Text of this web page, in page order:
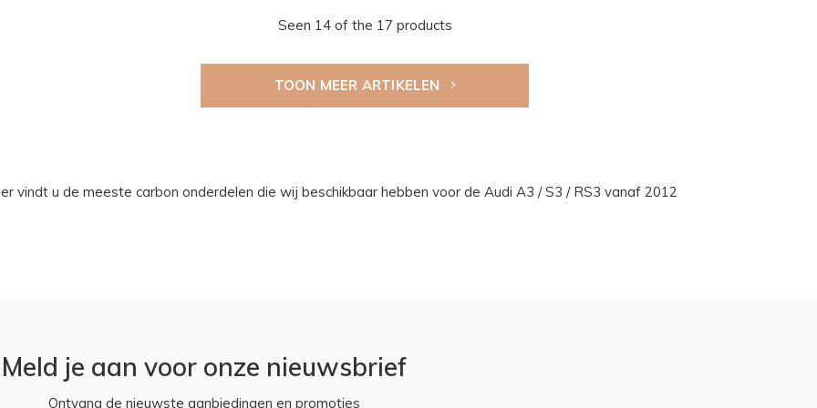
Seen 14 of the 17 products
TOON MEER ARTIKELEN
vindt u de meeste carbon onderdelen die wij beschikbaar hebben voor de Audi A3 / S3 / RS3 vanaf 2012
Meld je aan voor onze nieuwsbrief
Ontvang de nieuwste aanbiedingen en promoties